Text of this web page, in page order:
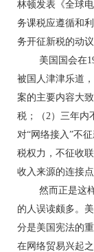
林顿发表《全球
务课税应遵循和
务开征新税的动议
美国国会在
被国人津津乐道
案的主要内容大
税；（2）三年内
对“网络接入”不
税权力，不征收
收入来源的连接点
然而正是这样
的人误读颇多。
分是美国宪法的
在网络贸易兴起